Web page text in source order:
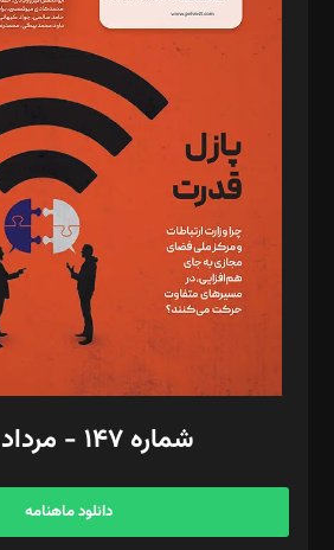
د‌بیر حقوق فناوری: حسام‌الدین ایپکچی
د‌بیر پیوست جهان: مینا پاکدل
د‌بیر تحریریه آنلاین: بابک نقاش
تحریریه‌: مجتبی محمود‌ی، آرش برهمند، یسنا
مصطفی مسجدی آرانی، ابوالفضل رجبی، زهرا
رستمی،مصطفی باستان
ویرایش: نگار استاد‌‌آقا
طراح یونیفرم: مجید توکلی
فیلمبرداری و عکاسی: امیر شفیعی، مانی لطفی
گرافیک و صفحه‌آرایی: سید‌سبحان‌علی ثابت
مد‌یر توسعه تجاری: کامبیز برید‌
امور مالی: شاپور رهبری، محمد‌ کاظمی‌نیا
آگهی و مشترکین: ۰۹۱۹۹۹۹۰۴۵۴
شماره ۱۴۷ - مرداد ۱۴۰۵
دانلود ماهنامه